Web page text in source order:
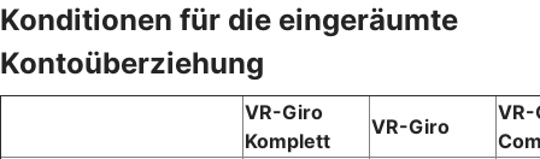
Konditionen für die eingeräumte
Kontoüberziehung
VR-Giro
Komplett
VR-Giro
VR-